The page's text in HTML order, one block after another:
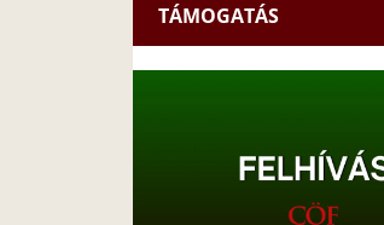
TÁMOGATÁS